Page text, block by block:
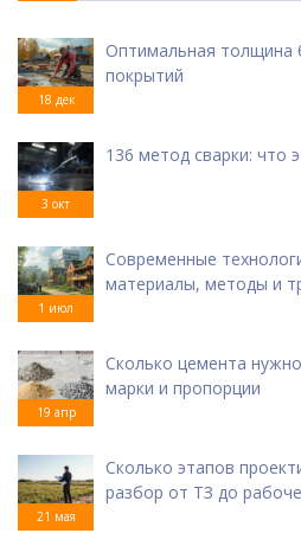
18 дек
Оптимальная толщина
покрытий
3 окт
136 метод сварки: что
1 июл
Современные
материалы, методы и
19 апр
Сколько цемента
марки и пропорции
21 мая
Сколько этапов
разбор от ТЗ до